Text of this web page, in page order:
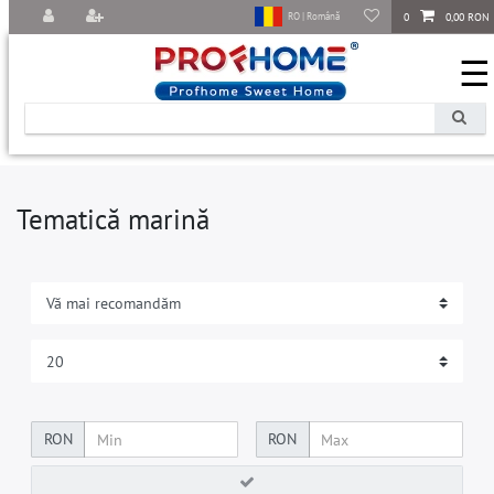
0 0,00 RON
RO | Română
☰
Tematică marină
RON RON